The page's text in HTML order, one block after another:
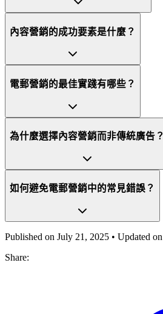
內容營銷的成功要素是什麼？
電郵營銷的最佳實踐有哪些？
為什麼選擇內容營銷而非傳統廣告？
如何避免電郵營銷中的常見錯誤？
Published on July 21, 2025 • Updated on
Share: